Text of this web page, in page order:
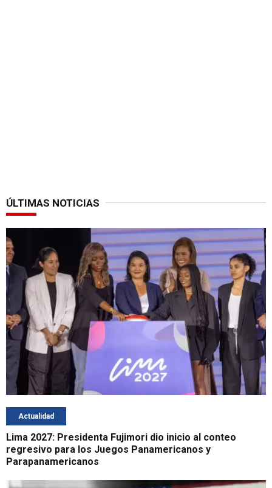
ÚLTIMAS NOTICIAS
Actualidad
Lima 2027: Presidenta Fujimori dio inicio al conteo
regresivo para los Juegos Panamericanos y
Parapanamericanos